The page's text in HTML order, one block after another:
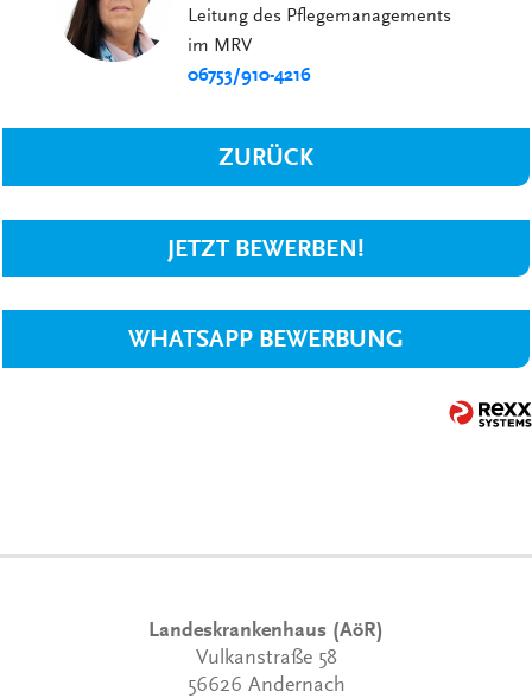
Leitung des Pflegemanagements
im MRV
06753/910-4216
ZURÜCK
JETZT BEWERBEN!
WHATSAPP BEWERBUNG
Landeskrankenhaus (AöR)
Vulkanstraße 58
56626 Andernach